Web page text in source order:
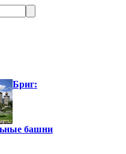
Бриг:
башни